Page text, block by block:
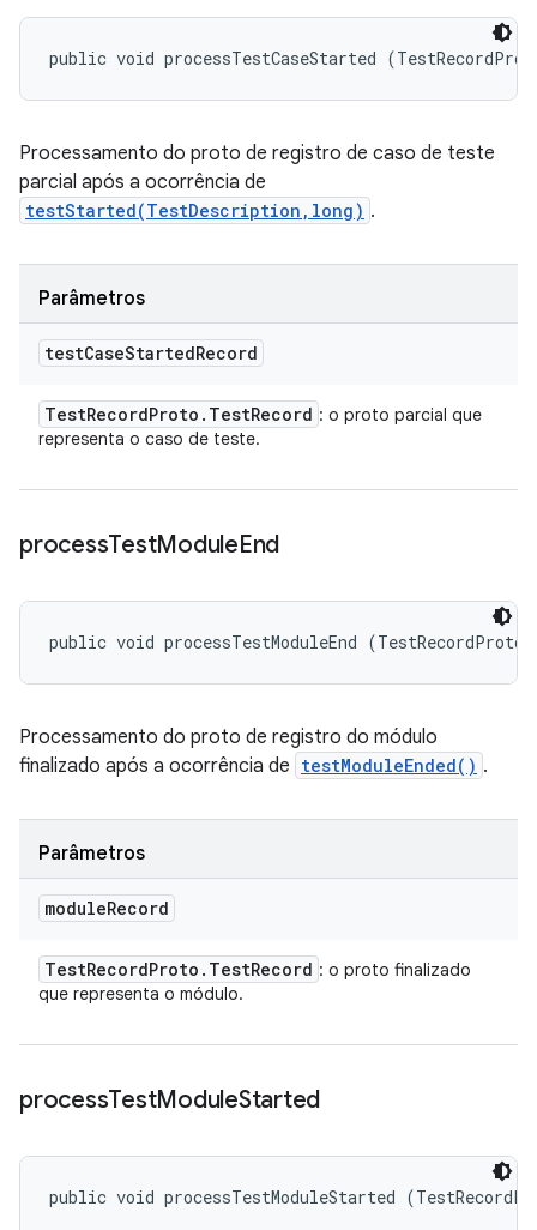
public void processTestCaseStarted
Processamento do proto de registro de caso de teste
parcial após a ocorrência de
testStarted(TestDescription,long) .
Parâmetros
testCaseStartedRecord
TestRecordProto . TestRecord : o proto parcial que
representa o caso de teste.
processTestModuleEnd
public void processTestModuleEnd
Processamento do proto de registro do módulo
finalizado após a ocorrência de testModuleEnded() .
Parâmetros
moduleRecord
TestRecordProto . TestRecord : o proto finalizado
que representa o módulo.
processTestModuleStarted
public void processTestModuleStarted